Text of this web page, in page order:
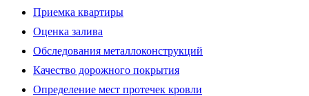
Приемка квартиры
Оценка залива
Обследования металлоконструкций
Качество дорожного покрытия
Определение мест протечек кровли